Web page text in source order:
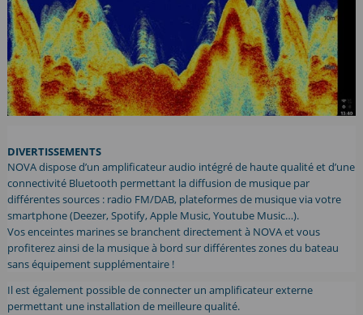
DIVERTISSEMENTS
NOVA dispose d’un amplificateur audio intégré de haute qualité et d’une
connectivité Bluetooth permettant la diffusion de musique par
différentes sources : radio FM/DAB, plateformes de musique via votre
smartphone (Deezer, Spotify, Apple Music, Youtube Music…).
Vos enceintes marines se branchent directement à NOVA et vous
profiterez ainsi de la musique à bord sur différentes zones du bateau
sans équipement supplémentaire !
Il est également possible de connecter un amplificateur externe
permettant une installation de meilleure qualité.